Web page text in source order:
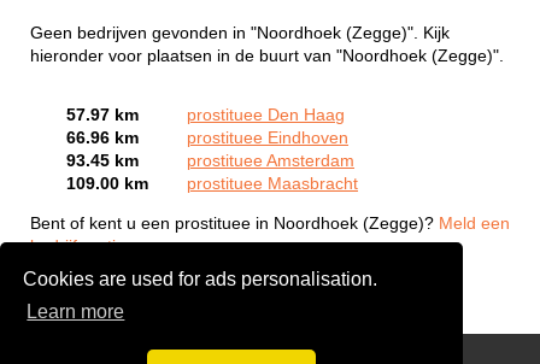
Cookies are used for ads personalisation.
Learn more
Geen bedrijven gevonden in "Noordhoek (Zegge)". Kijk
hieronder voor plaatsen in de buurt van "Noordhoek (Zegge)".
57.97 km
prostituee Den Haag
66.96 km
prostituee Eindhoven
93.45 km
prostituee Amsterdam
109.00 km
prostituee Maasbracht
Bent of kent u een prostituee in Noordhoek (Zegge)? Meld een
bedrijf gratis aan